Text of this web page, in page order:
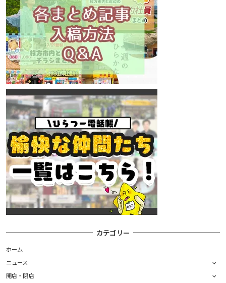
カテゴリー
ホーム
ニュース
開店・閉店